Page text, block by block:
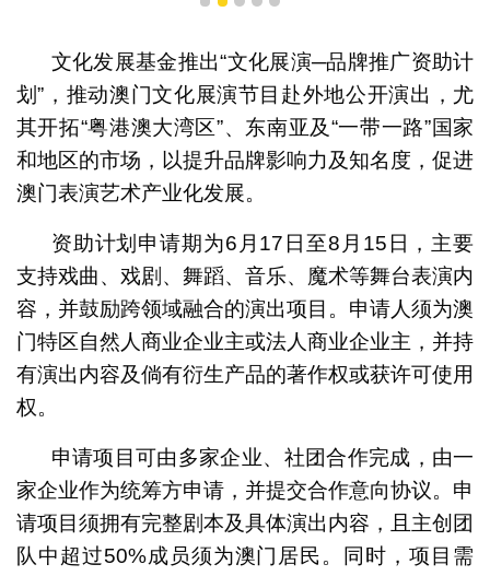
1 2 3 4 5
文化发展基金推出“文化展演─品牌推广资助计
划”，推动澳门文化展演节目赴外地公开演出，尤
其开拓“粤港澳大湾区”、东南亚及“一带一路”国家
和地区的市场，以提升品牌影响力及知名度，促进
澳门表演艺术产业化发展。
资助计划申请期为6月17日至8月15日，主要
支持戏曲、戏剧、舞蹈、音乐、魔术等舞台表演内
容，并鼓励跨领域融合的演出项目。申请人须为澳
门特区自然人商业企业主或法人商业企业主，并持
有演出内容及倘有衍生产品的著作权或获许可使用
权。
申请项目可由多家企业、社团合作完成，由一
家企业作为统筹方申请，并提交合作意向协议。申
请项目须拥有完整剧本及具体演出内容，且主创团
队中超过50%成员须为澳门居民。同时，项目需